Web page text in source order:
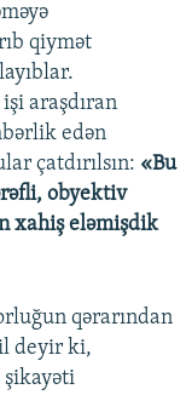
qiymət
araşdıran
edən
çatdırılsın: «Bu
obyektiv
xahiş eləmişdik
qərarından
deyir ki,
şikayəti